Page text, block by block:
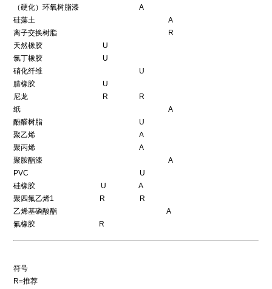
（硬化）环氧树脂漆 A
硅藻土 A
离子交换树脂 R
天然橡胶 U
氯丁橡胶 U
硝化纤维 U
腈橡胶 U
尼龙 R R
纸 A
酚醛树脂 U
聚乙烯 A
聚丙烯 A
聚胺酯漆 A
PVC U
硅橡胶 U A
聚四氟乙烯1 R R
乙烯基磷酸酯 A
氟橡胶 R
符号
R=推荐